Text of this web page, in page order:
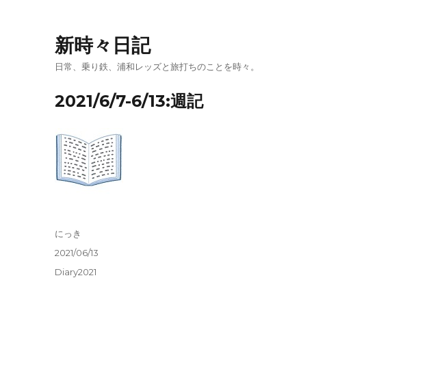
新時々日記
日常、乗り鉄、浦和レッズと旅打ちのことを時々。
2021/6/7-6/13:週記
投
にっき
投
稿
2021/06/13
カ
Diary2021